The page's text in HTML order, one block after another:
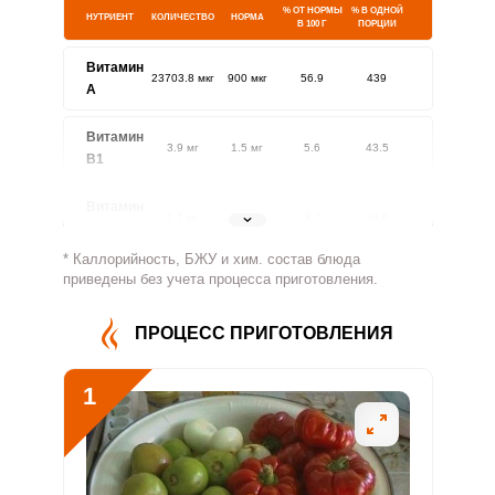
НУТРИЕНТ КОЛИЧЕСТВО НОРМА
% ОТ НОРМЫ
В 100 Г
% В ОДНОЙ
ПОРЦИИ
Витамин
A
23703.8 мкг 900 мкг 56.9 439
Витамин
В1
3.9 мг 1.5 мг 5.6 43.5
1.8 мг
Витамин
292.4 мг 500 мг 1.3 9.7
Витамин
В5
Витамин
В6
9.8 мг 2 мг 10.6 81.6
Витамин
* Каллорийность, БЖУ и хим. состав блюда
приведены без учета процесса приготовления.
ПРОЦЕСС ПРИГОТОВЛЕНИЯ
1